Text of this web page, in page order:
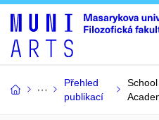
Přehled
publikací